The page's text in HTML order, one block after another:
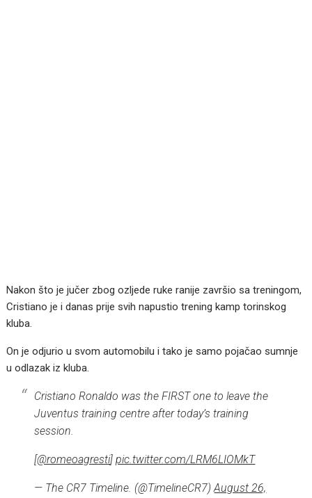
Nakon što je jučer zbog ozljede ruke ranije završio sa treningom,
Cristiano je i danas prije svih napustio trening kamp torinskog
kluba.
On je odjurio u svom automobilu i tako je samo pojačao sumnje
u odlazak iz kluba.
Cristiano Ronaldo was the FIRST one to leave the
Juventus training centre after today’s training
session.
[@romeoagresti]pic.twitter.com/LRM6LIOMkT
— The CR7 Timeline. (@TimelineCR7)August 26,